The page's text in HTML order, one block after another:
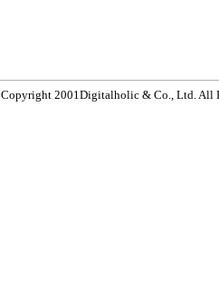
Copyright 2001Digitalholic & Co., Ltd. All